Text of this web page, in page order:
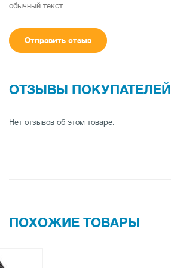
обычный текст.
Отправить отзыв
ОТЗЫВЫ ПОКУПАТЕЛЕЙ
Нет отзывов об этом товаре.
ПОХОЖИЕ ТОВАРЫ